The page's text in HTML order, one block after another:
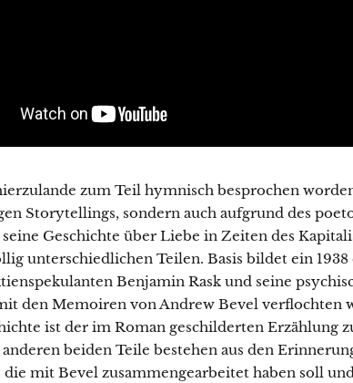
zum Teil hymnisch besprochen
Storytellings, sondern auch aufgrund des
Geschichte über Liebe in Zeiten des
unterschiedlichen Teilen. Basis bildet ein
Benjamin Rask und seine
den Memoiren von Andrew Bevel verflochten
ist der im Roman geschilderten Erzählung
beiden Teile bestehen aus den
die mit Bevel zusammengearbeitet haben soll